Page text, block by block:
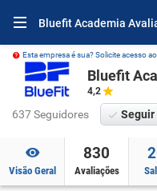
Bluefit Academia
Esta empresa é sua? Solicite acesso ao
Bluefit
4,2
637 Seguidores Seguir
Visão Geral
830
Avaliações